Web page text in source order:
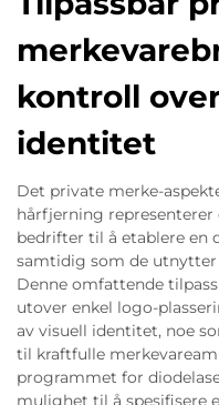
kontroll
identitet
Det private merke-
hårfjerning
bedrifter til å etablere
samtidig som de
Denne omfattende
utover enkel logo-
av visuell identitet, noe
til kraftfulle
programmet for
mulighet til å spesifisere